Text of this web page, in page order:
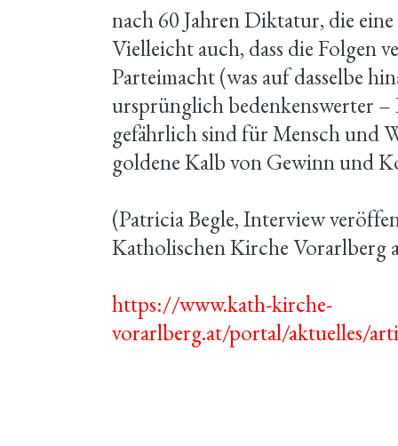
nach 60 Jahren Diktatur, die
Vielleicht auch, dass die Folgen
Parteimacht (was auf dasselbe
ursprünglich bedenkenswerter
gefährlich sind für Mensch und
goldene Kalb von Gewinn und
(Patricia Begle, Interview
Katholischen Kirche Vorarlberg
https://www.kath-kirche-
vorarlberg.at/portal/aktuelles/